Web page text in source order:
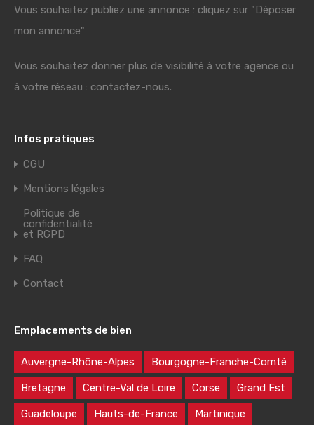
Vous souhaitez publiez une annonce : cliquez sur "Déposer
mon annonce"
Vous souhaitez donner plus de visibilité à votre agence ou
à votre réseau : contactez-nous.
Infos pratiques
CGU
Mentions légales
Politique de
confidentialité
et RGPD
FAQ
Contact
Emplacements de bien
Auvergne-Rhône-Alpes Bourgogne-Franche-Comté
Bretagne Centre-Val de Loire Corse Grand Est
Guadeloupe Hauts-de-France Martinique